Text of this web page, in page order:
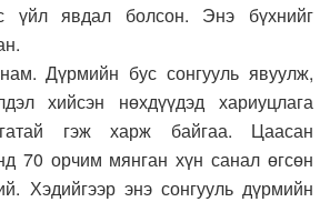
үйл явдал болсон. Энэ бүхнийг
Дүрмийн бус сонгууль явуулж,
хийсэн нөхдүүдэд хариуцлага
гэж харж байгаа. Цаасан
70 орчим мянган хүн санал өгсөн
Хэдийгээр энэ сонгууль дүрмийн